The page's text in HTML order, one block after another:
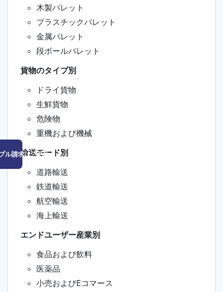
ル請求はこちら
木製パレット
プラスチックパレット
金属パレット
段ボールパレット
貨物のタイプ別
ドライ貨物
生鮮貨物
危険物
重機および機械
輸送モード別
道路輸送
鉄道輸送
航空輸送
海上輸送
エンドユーザー産業別
食品および飲料
医薬品
小売およびEコマース